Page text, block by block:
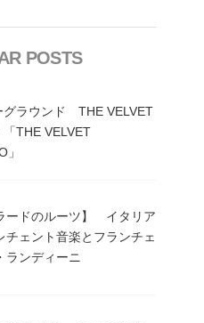
POSTS
グラウンド THE VELVET
THE VELVET
ードのルーツ】 イタリア
チェント音楽とフランチェ
ランディーニ